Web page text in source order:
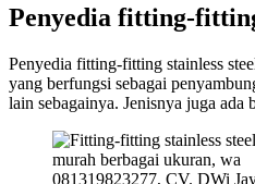
Penyedia fitting-
Penyedia fitting-fitting stainless
yang berfungsi sebagai
lain sebagainya. Jenisnya juga ada